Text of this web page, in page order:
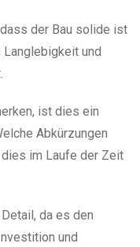
der Bau solide ist
Langlebigkeit und
ist dies ein
Abkürzungen
im Laufe der Zeit
da es den
und